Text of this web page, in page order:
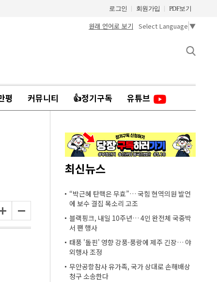
로그인 회원가입 PDF보기
원래 언어로 보기 Select Language ▼
평 커뮤니티 👍정기구독 유튜브
최신뉴스
“박근혜 탄핵은 무효”… 국힘 현역의원 발언
에 보수 결집 목소리 고조
블랙핑크, 내일 10주년… 4인 완전체 국중박
서 팬 행사
태풍 '돌핀' 영향 강풍·풍랑에 제주 긴장… 야
외행사 조정
무안공항참사 유가족, 국가 상대로 손해배상
청구 소송한다